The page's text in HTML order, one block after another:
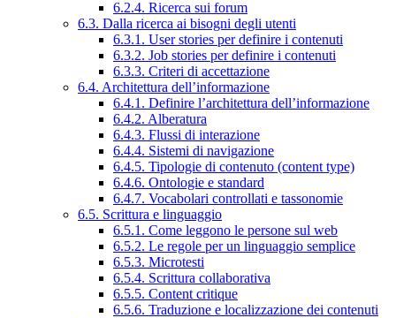
6.2.4. Ricerca sui forum
6.3. Dalla ricerca ai bisogni degli utenti
6.3.1. User stories per definire i contenuti
6.3.2. Job stories per definire i contenuti
6.3.3. Criteri di accettazione
6.4. Architettura dell’informazione
6.4.1. Definire l’architettura dell’informazione
6.4.2. Alberatura
6.4.3. Flussi di interazione
6.4.4. Sistemi di navigazione
6.4.5. Tipologie di contenuto (content type)
6.4.6. Ontologie e standard
6.4.7. Vocabolari controllati e tassonomie
6.5. Scrittura e linguaggio
6.5.1. Come leggono le persone sul web
6.5.2. Le regole per un linguaggio semplice
6.5.3. Microtesti
6.5.4. Scrittura collaborativa
6.5.5. Content critique
6.5.6. Traduzione e localizzazione dei contenuti